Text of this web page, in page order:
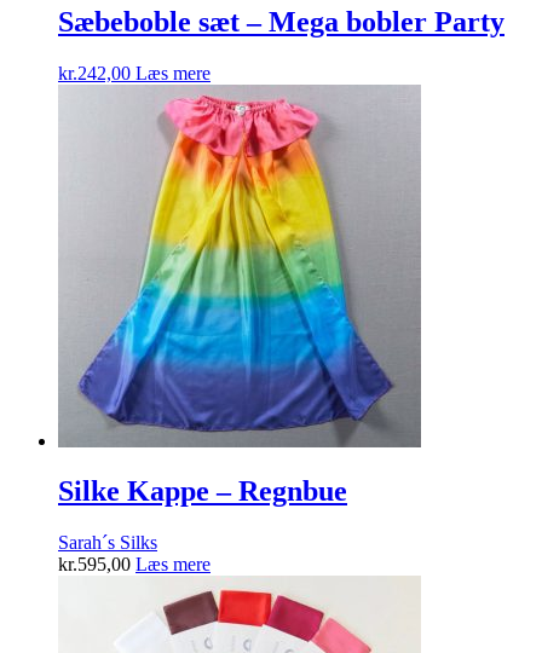
Sæbeboble sæt – Mega bobler Party
kr.242,00 Læs mere
Silke Kappe – Regnbue
Sarah´s Silks
kr.595,00 Læs mere